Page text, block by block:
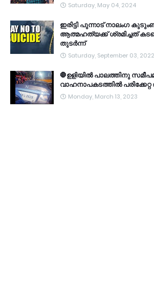
Saturday, May 04, 2024
ഇരിട്ടി പുന്നാട് നാലംഗ
ആത്മഹത്യക്ക് ശ്രമിച്ചത്
തുടർന്ന്
Saturday, September 03, 2022
🛑ഉളിയിൽ പാലത്തിനു
വാഹനാപകടത്തിൽ പരിക്കേറ്റ
Monday, March 13, 2023